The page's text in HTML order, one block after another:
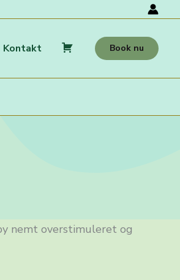
Kontakt
K
Book nu
nemt overstimuleret og